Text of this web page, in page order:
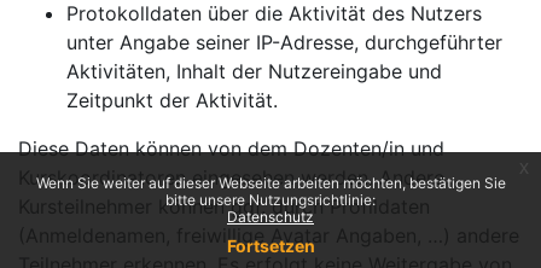
Wenn Sie weiter auf dieser Webseite arbeiten möchten, bestätigen Sie
bitte unsere Nutzungsrichtlinie:
Datenschutz
Fortsetzen
Protokolldaten über die Aktivität des Nutzers
unter Angabe seiner IP-Adresse, durchgeführter
Aktivitäten, Inhalt der Nutzereingabe und
Zeitpunkt der Aktivität.
Diese Daten können von dem Dozenten/in und
Kurskoordinatoren eingesehen werden. Andere
Kursteilnehmer können ggf. durch Profildaten
(Anmeldenamen, freiwillige Avatar Angaben, …) andere